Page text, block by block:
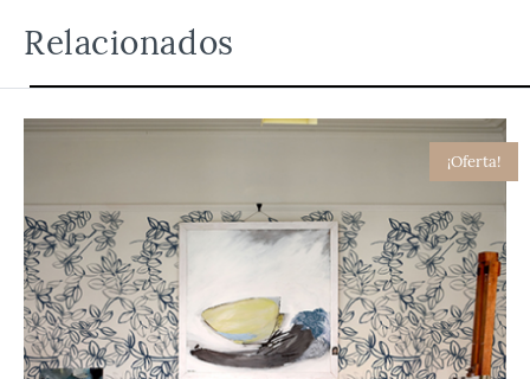
Relacionados
¡Oferta!